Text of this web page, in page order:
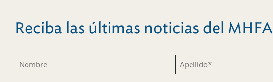
Reciba las últimas noticias del MHFA
Nombre
(Obligatorio)
Apellido
(Obligatorio)